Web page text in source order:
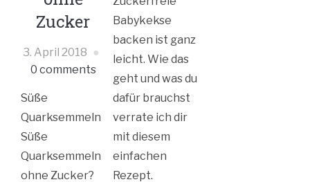
Zucker
3. April 2018
0 comments
Süße
Quarksemmeln
Süße
Quarksemmeln
ohne Zucker?
Babykekse
backen ist ganz
leicht. Wie das
geht und was du
dafür brauchst
verrate ich dir
mit diesem
einfachen
Rezept.